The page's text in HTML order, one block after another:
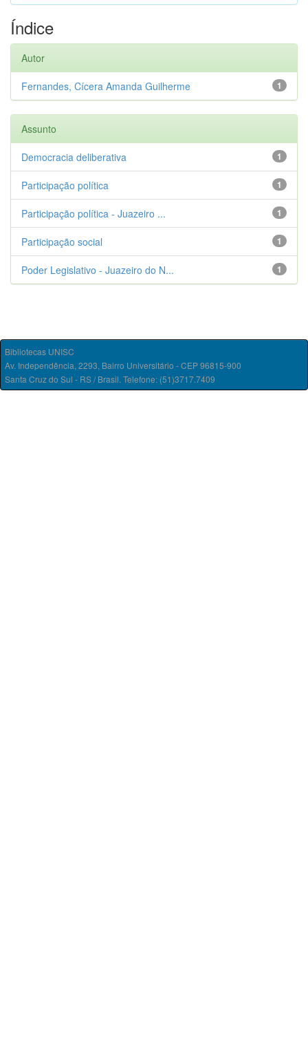
Índice
Autor
1
Fernandes, Cícera Amanda Guilherme
Assunto
1
Democracia deliberativa
1
Participação política
1
Participação política - Juazeiro ...
1
Participação social
1
Poder Legislativo - Juazeiro do N...
Bibliotecas UNISC
Av. Independência, 2293, Bairro Universitário - CEP 96815-900
Santa Cruz do Sul - RS / Brasil. Telefone: (51)3717.7409